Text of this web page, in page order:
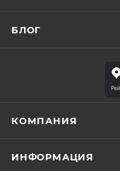
БЛОГ
КОМПАНИЯ
ИНФОРМАЦИЯ